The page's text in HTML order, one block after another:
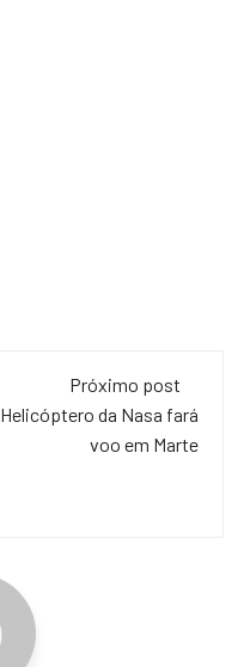
Próximo post
Helicóptero da Nasa fará
voo em Marte